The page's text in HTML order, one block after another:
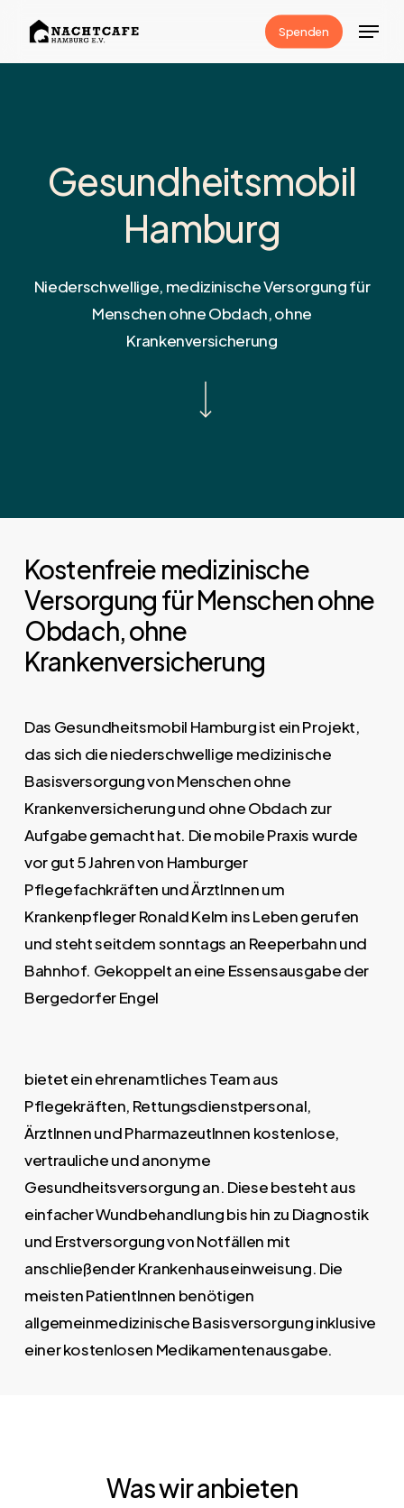
main
Spenden Menu
Gesundheitsmobil
Hamburg
Niederschwellige, medizinische Versorgung für
Menschen ohne Obdach, ohne
Krankenversicherung
Kostenfreie medizinische
Versorgung für Menschen ohne
Obdach, ohne
Krankenversicherung
Das Gesundheitsmobil Hamburg ist ein Projekt,
das sich die niederschwellige medizinische
Basisversorgung von Menschen ohne
Krankenversicherung und ohne Obdach zur
Aufgabe gemacht hat. Die mobile Praxis wurde
vor gut 5 Jahren von Hamburger
Pflegefachkräften und ÄrztInnen um
Krankenpfleger Ronald Kelm ins Leben gerufen
und steht seitdem sonntags an Reeperbahn und
Bahnhof. Gekoppelt an eine Essensausgabe der
Bergedorfer Engel
bietet ein ehrenamtliches Team aus
Pflegekräften, Rettungsdienstpersonal,
ÄrztInnen und PharmazeutInnen kostenlose,
vertrauliche und anonyme
Gesundheitsversorgung an. Diese besteht aus
einfacher Wundbehandlung bis hin zu Diagnostik
und Erstversorgung von Notfällen mit
anschließender Krankenhauseinweisung. Die
meisten PatientInnen benötigen
allgemeinmedizinische Basisversorgung inklusive
einer kostenlosen Medikamentenausgabe.
Was wir anbieten